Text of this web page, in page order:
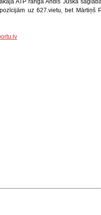
ATP rangā Andis Juška
uz 627.vietu, bet Mārtiņš